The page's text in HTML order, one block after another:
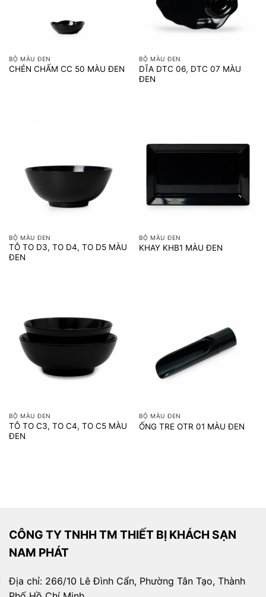
BỘ MÀU ĐEN
CHÉN CHẤM CC 50 MÀU ĐEN
BỘ MÀU ĐEN
DĨA DTC 06, DTC 07 MÀU
ĐEN
BỘ MÀU ĐEN
TÔ TO D3, TO D4, TO D5 MÀU
ĐEN
BỘ MÀU ĐEN
KHAY KHB1 MÀU ĐEN
BỘ MÀU ĐEN
TÔ TO C3, TO C4, TO C5 MÀU
ĐEN
BỘ MÀU ĐEN
ỐNG TRE OTR 01 MÀU ĐEN
CÔNG TY TNHH TM THIẾT BỊ KHÁCH SẠN
NAM PHÁT
Địa chỉ: 266/10 Lê Đình Cẩn, Phường Tân Tạo, Thành